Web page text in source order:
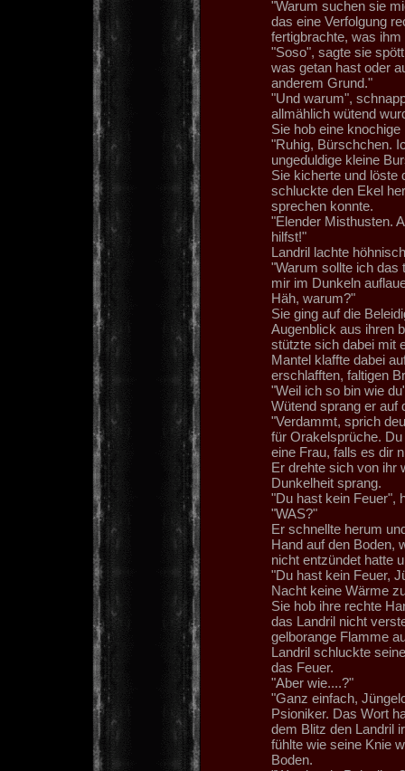
"Warum suchen sie
das eine Verfolgung
fertigbrachte, was
"Soso", sagte sie
was getan hast oder
anderem Grund."
"Und warum",
allmählich wütend
Sie hob eine
"Ruhig, Bürschchen.
ungeduldige kleine
Sie kicherte und löste
schluckte den Ekel
sprechen konnte.
"Elender Misthusten.
hilfst!"
Landril lachte
"Warum sollte ich das
mir im Dunkeln
Häh, warum?"
Sie ging auf die
Augenblick aus ihren
stützte sich dabei mit
Mantel klaffte dabei
erschlafften, faltigen
"Weil ich so bin wie
Wütend sprang er auf
"Verdammt, sprich
für Orakelsprüche.
eine Frau, falls es dir
Er drehte sich von ihr
Dunkelheit sprang.
"Du hast kein Feuer",
"WAS?"
Er schnellte herum
Hand auf den Boden,
nicht entzündet hatte
"Du hast kein Feuer,
Nacht keine Wärme
Sie hob ihre rechte
das Landril nicht
gelborange Flamme
Landril schluckte
das Feuer.
"Aber wie....?"
"Ganz einfach,
Psioniker. Das Wort
dem Blitz den Landril
fühlte wie seine Knie
Boden.